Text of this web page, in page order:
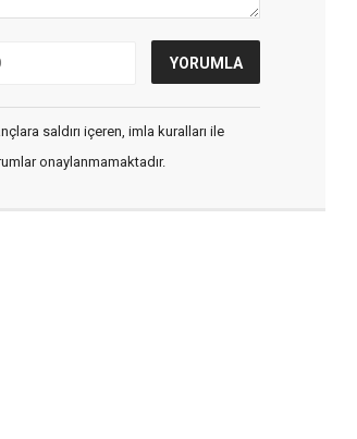
saldırı içeren, imla kuralları ile
onaylanmamaktadır.